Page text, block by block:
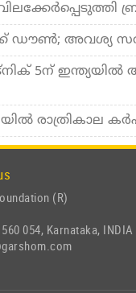
ഡൗണ്‍; അവശ്യ
5ന് ഇന്ത്യയില്‍
രാത്രികാല
(R)
054, Karnataka, INDIA